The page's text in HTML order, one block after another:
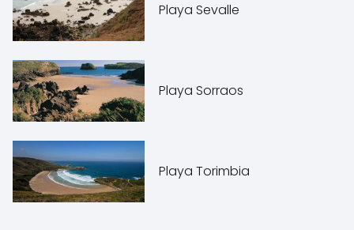
Playa Sevalle
Playa Sorraos
Playa Torimbia